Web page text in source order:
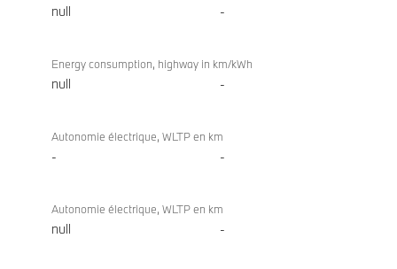
null -
Energy consumption, highway in km/kWh
null -
Autonomie électrique, WLTP en km
- -
Autonomie électrique, WLTP en km
null -